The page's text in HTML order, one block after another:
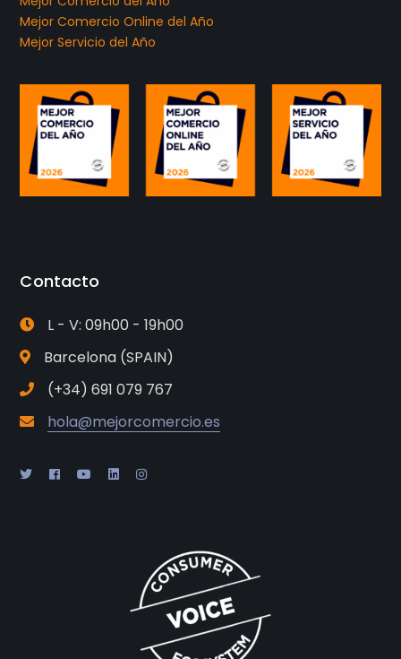
Mejor Comercio Online del Año
Mejor Servicio del Año
Contacto
L - V: 09h00 - 19h00
Barcelona (SPAIN)
(+34) 691 079 767
hola@mejorcomercio.es